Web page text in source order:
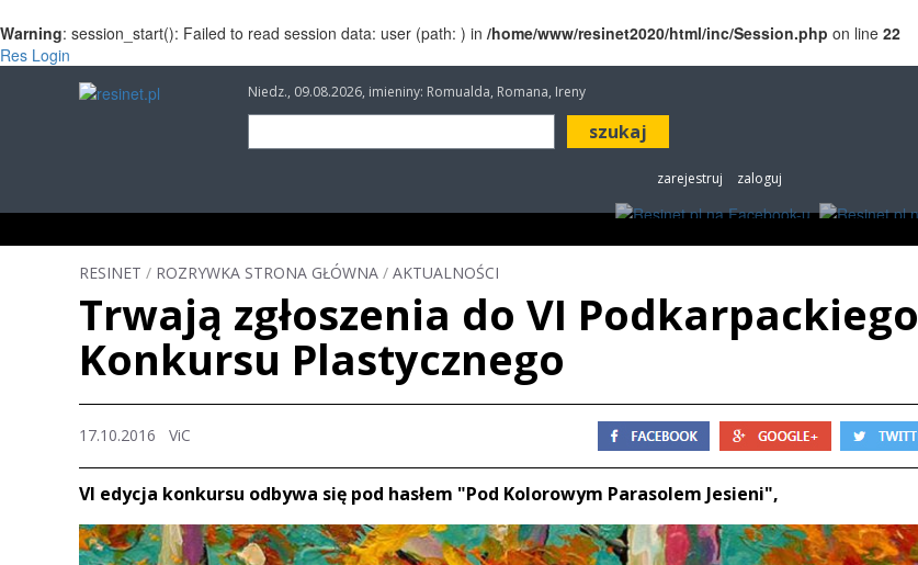
Warning: session_start(): Failed to read session data: user (path: ) in /home/www/resinet2020/html/inc/Session.php on line 22
Res Login
Niedz., 09.08.2026, imieniny: Romualda, Romana, Ireny
zarejestruj zaloguj
INFORMACJE INWESTYCJE IMPREZY
RESINET / ROZRYWKA STRONA GŁÓWNA / AKTUALNOŚCI
Trwają zgłoszenia do VI Podkarpackiego
Konkursu Plastycznego
17.10.2016 ViC
VI edycja konkursu odbywa się pod hasłem "Pod Kolorowym Parasolem Jesieni",